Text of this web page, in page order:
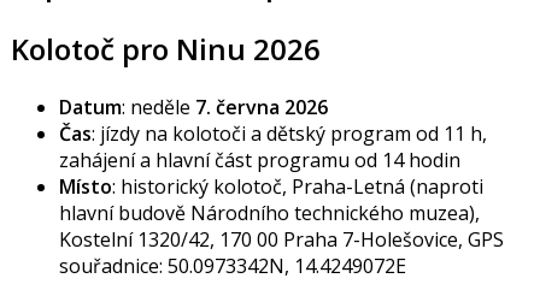
Kolotoč pro Ninu 2026
Datum: neděle 7. června 2026
Čas: jízdy na kolotoči a dětský program od 11 h,
zahájení a hlavní část programu od 14 hodin
Místo: historický kolotoč, Praha-Letná (naproti
hlavní budově Národního technického muzea),
Kostelní 1320/42, 170 00 Praha 7-Holešovice, GPS
souřadnice: 50.0973342N, 14.4249072E